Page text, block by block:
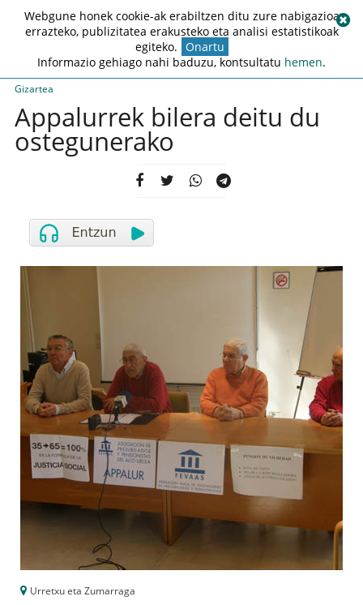
Gizartea
Appalurrek bilera deitu du
ostegunerako
Urretxu eta Zumarraga
Webgune honek cookie-ak erabiltzen ditu zure nabigazioa
errazteko, publizitatea erakusteko eta analisi estatistikoak
egiteko. Onartu
Informazio gehiago nahi baduzu, kontsultatu hemen.